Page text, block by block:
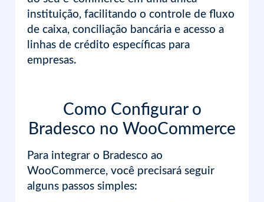
instituição, facilitando o controle de fluxo
de caixa, conciliação bancária e acesso a
linhas de crédito específicas para
empresas.
Como Configurar o
Bradesco no WooCommerce
Para integrar o Bradesco ao
WooCommerce, você precisará seguir
alguns passos simples: